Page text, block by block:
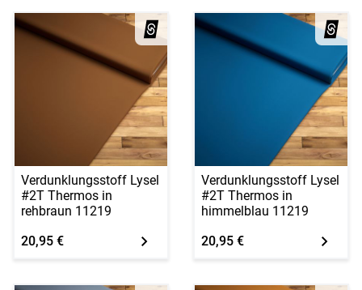
Verdunklungsstoff Lysel
#2T Thermos in
rehbraun 11219
20,95 €
Verdunklungsstoff Lysel
#2T Thermos in
himmelblau 11219
20,95 €